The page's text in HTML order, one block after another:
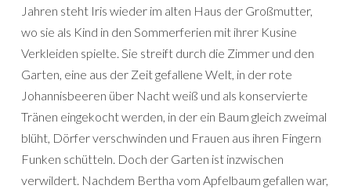
Jahren steht Iris wieder im alten Haus der Großmutter,
wo sie als Kind in den Sommerferien mit ihrer Kusine
Verkleiden spielte. Sie streift durch die Zimmer und den
Garten, eine aus der Zeit gefallene Welt, in der rote
Johannisbeeren über Nacht weiß und als konservierte
Tränen eingekocht werden, in der ein Baum gleich zweimal
blüht, Dörfer verschwinden und Frauen aus ihren Fingern
Funken schütteln. Doch der Garten ist inzwischen
verwildert. Nachdem Bertha vom Apfelbaum gefallen war,